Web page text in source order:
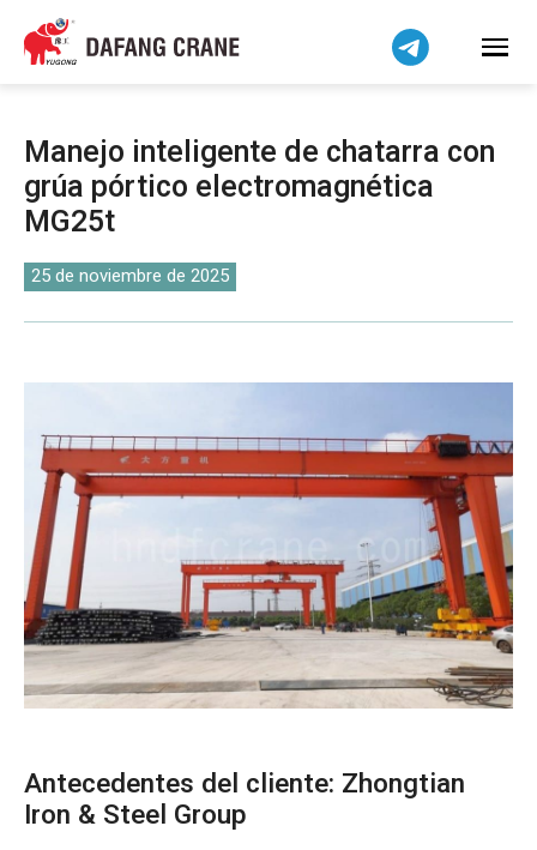
Manejo inteligente de chatarra con
grúa pórtico electromagnética
MG25t
25 de noviembre de 2025
Antecedentes del cliente: Zhongtian
Iron & Steel Group
Bahasa Indonesia
Bahasa Melayu
বাংলা
فارسی
Pilipino
اردو
Українська
Беларуская мова
Kiswahili
Dansk
Norsk
O‘zbekcha